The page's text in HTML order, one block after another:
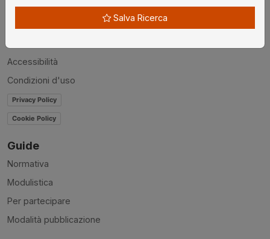
Disclaimer
Accessibilità
Condizioni d'uso
Privacy Policy
Cookie Policy
Guide
Normativa
Modulistica
Per partecipare
Modalità pubblicazione
Salva Ricerca